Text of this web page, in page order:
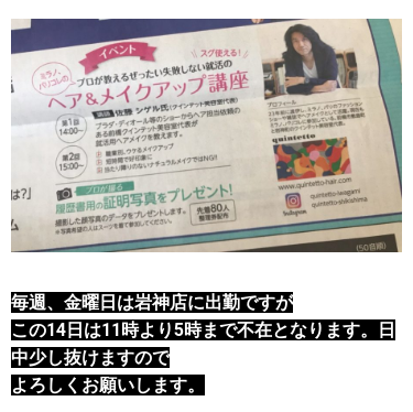
毎週、金曜日は岩神店に出勤ですが
この14日は11時より5時まで不在となります。日
中少し抜けますので
よろしくお願いします。